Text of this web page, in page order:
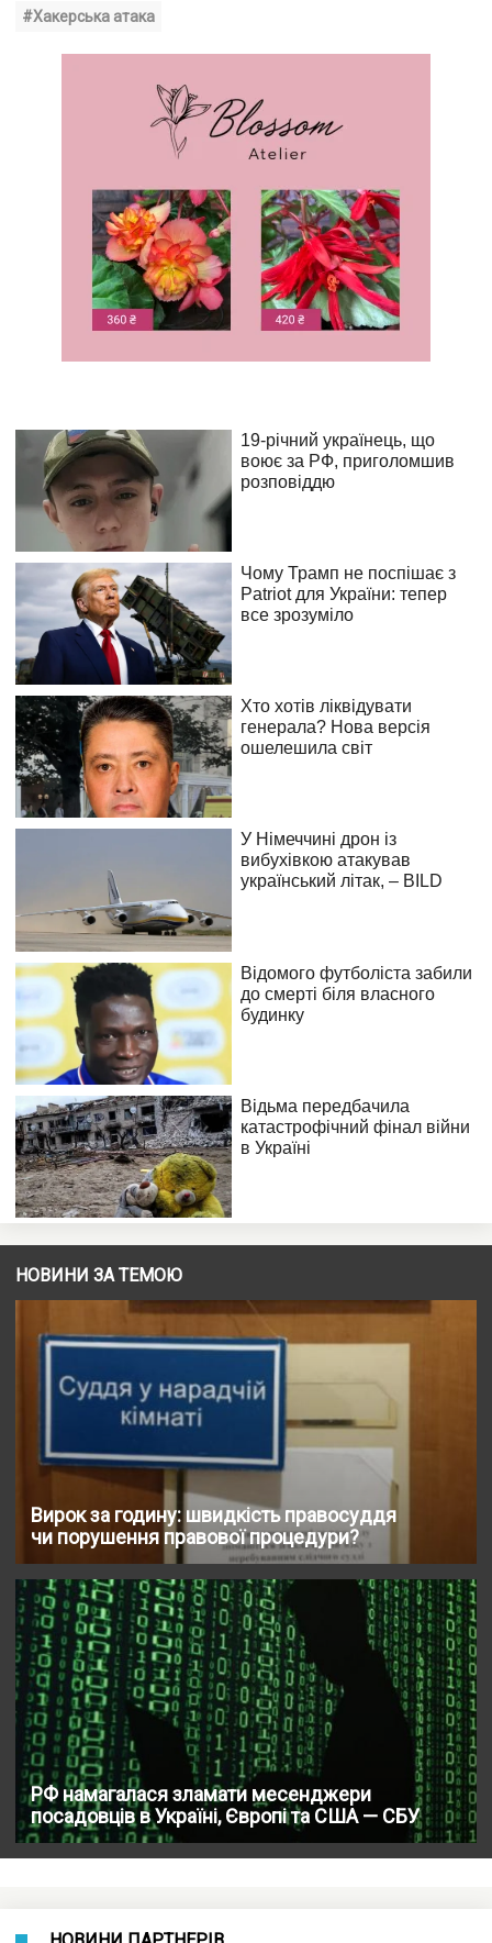
#Хакерська атака
НОВИНИ ЗА ТЕМОЮ
Вирок за годину: швидкість правосуддя
чи порушення правової процедури?
РФ намагалася зламати месенджери
посадовців в Україні, Європі та США — СБУ